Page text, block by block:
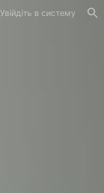
Увійдіть в систему